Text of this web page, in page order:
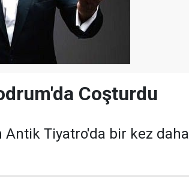
Coşturdu
Antik Tiyatro'da bir kez daha